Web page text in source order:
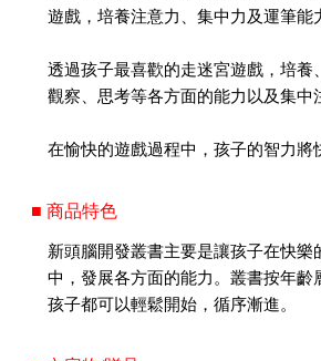
遊戲，培養注意力、集中力及運筆能
透過孩子最喜歡的走迷宮遊戲，培養
觀察、思考等各方面的能力以及集中
在愉快的遊戲過程中，孩子的智力將
■ 商品特色
新頭腦開發叢書主要是讓孩子在快樂
中，發展各方面的能力。叢書按年齡
孩子都可以輕鬆開始，循序漸進。